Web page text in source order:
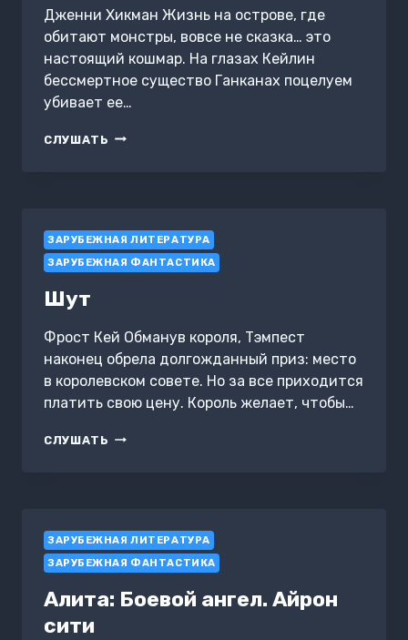
Дженни Хикман Жизнь на острове, где
обитают монстры, вовсе не сказка… это
настоящий кошмар. На глазах Кейлин
бессмертное существо Ганканах поцелуем
убивает ее…
СЛУШАТЬ ПРОКЛЯТЫЙ
ЗАРУБЕЖНАЯ ЛИТЕРАТУРА
ЗАРУБЕЖНАЯ ФАНТАСТИКА
Шут
Фрост Кей Обманув короля, Тэмпест
наконец обрела долгожданный приз: место
в королевском совете. Но за все приходится
платить свою цену. Король желает, чтобы…
СЛУШАТЬ ШУТ
ЗАРУБЕЖНАЯ ЛИТЕРАТУРА
ЗАРУБЕЖНАЯ ФАНТАСТИКА
Алита: Боевой ангел. Айрон
сити